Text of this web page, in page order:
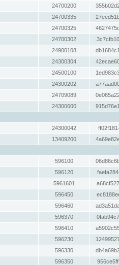
24700200
24700335
24700325
24700302
24900108
24300304
24500100
24300202
24709089
24300600
24300042
13409200
596100
596120
5961601
596450
596460
596370
596410
596230
596330
596350